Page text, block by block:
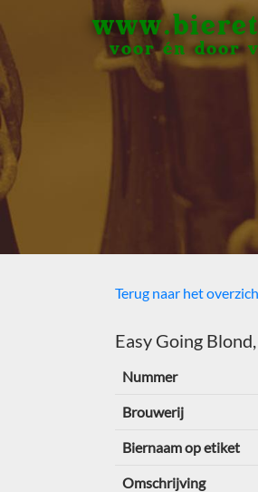
voor én door
Terug naar het
Easy Going Blond,
Nummer
Brouwerij
Biernaam op etiket
Omschrijving